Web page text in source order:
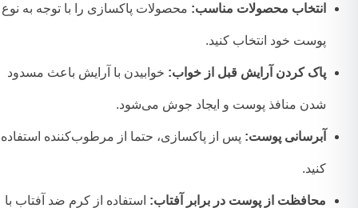
انتخاب محصولات مناسب:محصولات پاکسازی را با توجه به نوع
پوست خود انتخاب کنید.
پاک کردن آرایش قبل از خواب: خوابیدن با آرایش باعث مسدود
شدن منافذ پوست و ایجاد جوش می‌شود.
آبرسانی پوست:پس از پاکسازی، حتما از مرطوب‌کننده استفاده
کنید.
محافظت از پوست در برابر آفتاب:استفاده از کرم ضد آفتاب با